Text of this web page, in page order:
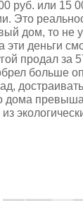
руб. или 15
Это
дом, то не
эти деньги
продал за
больше
дома